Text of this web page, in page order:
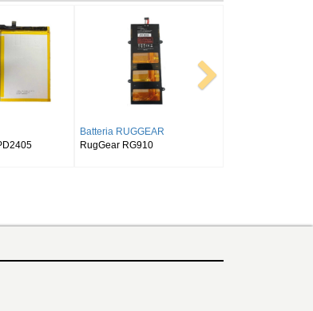
Batteria SAMSUNG
SAMSUNG Tab Active Pro SM-